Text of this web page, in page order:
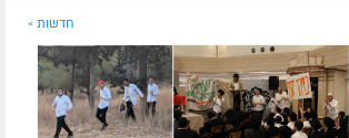
חדשות »